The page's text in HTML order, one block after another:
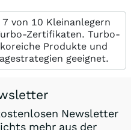
von 10 Kleinanlegern
Zertifikaten. Turbo-
Produkte und
geeignet.
Newsletter
mehr aus der